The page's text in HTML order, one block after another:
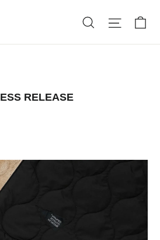
RELEASE